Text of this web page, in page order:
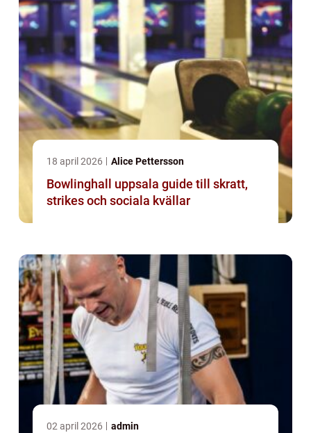
18 april 2026 Alice Pettersson
Bowlinghall uppsala guide till skratt,
strikes och sociala kvällar
02 april 2026 admin